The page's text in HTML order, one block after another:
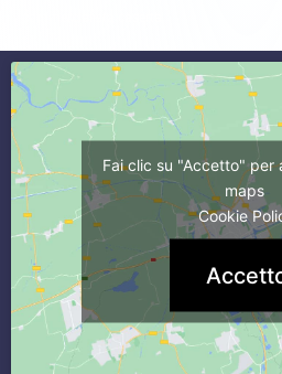
Fai clic su "Accetto" per
maps
Cookie